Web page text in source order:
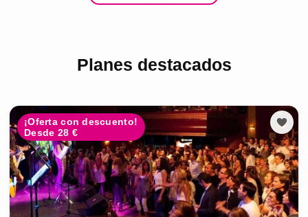
Planes destacados
¡Oferta con descuento!
Desde 28 €